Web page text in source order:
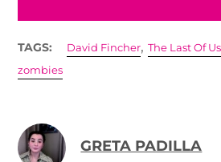
TAGS: David Fincher,The Last Of Us
zombies
GRETA PADILLA